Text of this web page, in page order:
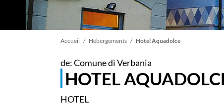
Fil
d'Ariane
Accueil Hébergements Hotel Aquadolce
de: Comune di Verbania
HOTEL
HOTEL